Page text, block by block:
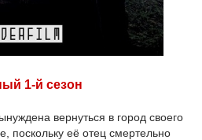
1-й сезон
вернуться в город своего
поскольку её отец смертельно